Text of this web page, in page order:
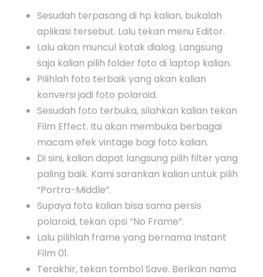
Sesudah terpasang di hp kalian, bukalah
aplikasi tersebut. Lalu tekan menu Editor.
Lalu akan muncul kotak dialog. Langsung
saja kalian pilih folder foto di laptop kalian.
Pilihlah foto terbaik yang akan kalian
konversi jadi foto polaroid.
Sesudah foto terbuka, silahkan kalian tekan
Film Effect. Itu akan membuka berbagai
macam efek vintage bagi foto kalian.
Di sini, kalian dapat langsung pilih filter yang
paling baik. Kami sarankan kalian untuk pilih
“Portra-Middle”.
Supaya foto kalian bisa sama persis
polaroid, tekan opsi “No Frame”.
Lalu pilihlah frame yang bernama Instant
Film 01.
Terakhir, tekan tombol Save. Berikan nama